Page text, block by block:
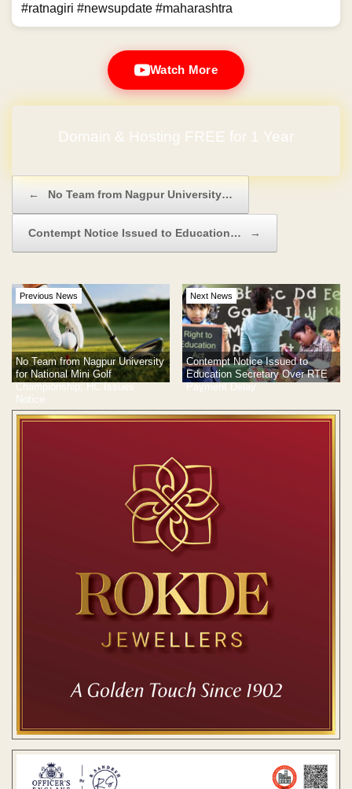
#ratnagiri #newsupdate #maharashtra
Watch More
Domain & Hosting FREE for 1 Year
← No Team from Nagpur University…
Contempt Notice Issued to Education… →
Previous News
No Team from Nagpur University
for National Mini Golf
Championship; HC Issues
Notice
Next News
Contempt Notice Issued to
Education Secretary Over RTE
Payment Delay